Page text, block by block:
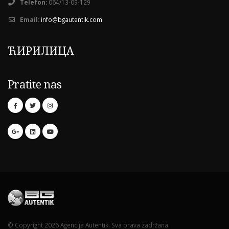
Telefon: 064/13-09-129
Email: info@bgautentik.com
ЋИРИЛИЦА
Pratite nas
© Copyright 2026 Agencija Autentik. Sva prava zadržana.